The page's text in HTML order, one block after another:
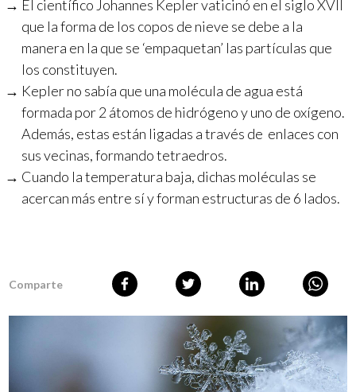
El científico Johannes Kepler vaticinó en el siglo XVII
que la forma de los copos de nieve se debe a la
manera en la que se ‘empaquetan’ las partículas que
los constituyen.
Kepler no sabía que una molécula de agua está
formada por 2 átomos de hidrógeno y uno de oxígeno.
Además, estas están ligadas a través de enlaces con
sus vecinas, formando tetraedros.
Cuando la temperatura baja, dichas moléculas se
acercan más entre sí y forman estructuras de 6 lados.
Comparte